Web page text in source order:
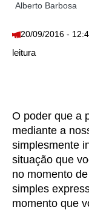
Alberto Barbosa
20/09/2016 -
O poder que a
mediante a
simplesmente
situação que
no momento
simples
momento que